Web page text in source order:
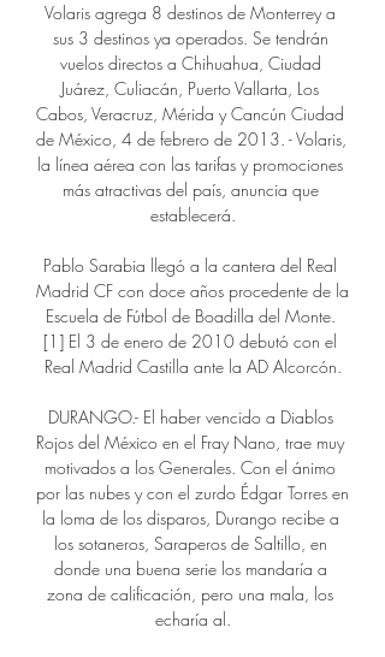
Volaris agrega 8 destinos de Monterrey a
sus 3 destinos ya operados. Se tendrán
vuelos directos a Chihuahua, Ciudad
Juárez, Culiacán, Puerto Vallarta, Los
Cabos, Veracruz, Mérida y Cancún Ciudad
de México, 4 de febrero de 2013. - Volaris,
la línea aérea con las tarifas y promociones
más atractivas del país, anuncia que
establecerá.
Pablo Sarabia llegó a la cantera del Real
Madrid CF con doce años procedente de la
Escuela de Fútbol de Boadilla del Monte.
[1] El 3 de enero de 2010 debutó con el
Real Madrid Castilla ante la AD Alcorcón.
DURANGO.- El haber vencido a Diablos
Rojos del México en el Fray Nano, trae muy
motivados a los Generales. Con el ánimo
por las nubes y con el zurdo Édgar Torres en
la loma de los disparos, Durango recibe a
los sotaneros, Saraperos de Saltillo, en
donde una buena serie los mandaría a
zona de calificación, pero una mala, los
echaría al.